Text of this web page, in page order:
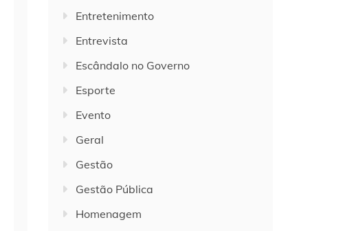
Entretenimento
Entrevista
Escândalo no Governo
Esporte
Evento
Geral
Gestão
Gestão Pública
Homenagem